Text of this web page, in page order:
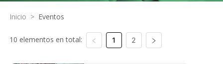
Inicio > Eventos
10 elementos en total: 1 2